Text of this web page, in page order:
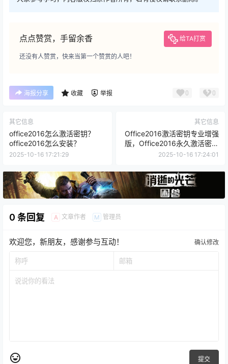
版权声明：
本站所载内容均来源用户发布或互联网转载，目的仅供
点点赞赏，手留余香
其它信息
office2016怎么激活密钥？
2025-10-16 17:21:29
其它信息
Office2016激活密钥专业增强
[2022.3更新]
2025-10-16 17:24:01
欢迎您，新朋友，感谢参与互动！